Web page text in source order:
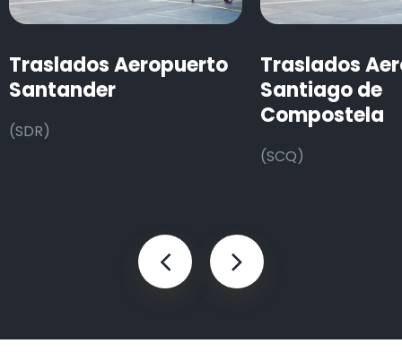
Traslados Aeropuerto
Santander
(SDR)
Traslados
Santiago de
Compostela
(SCQ)